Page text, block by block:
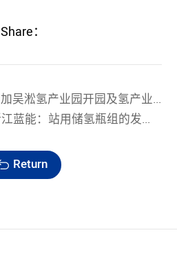
Share：
Prev：浙江蓝能受邀参加吴淞氢产业园开园及氢产业链技术与产品汇展
Next：势银能链访谈浙江蓝能：站用储氢瓶组的发展“加速度”
Return